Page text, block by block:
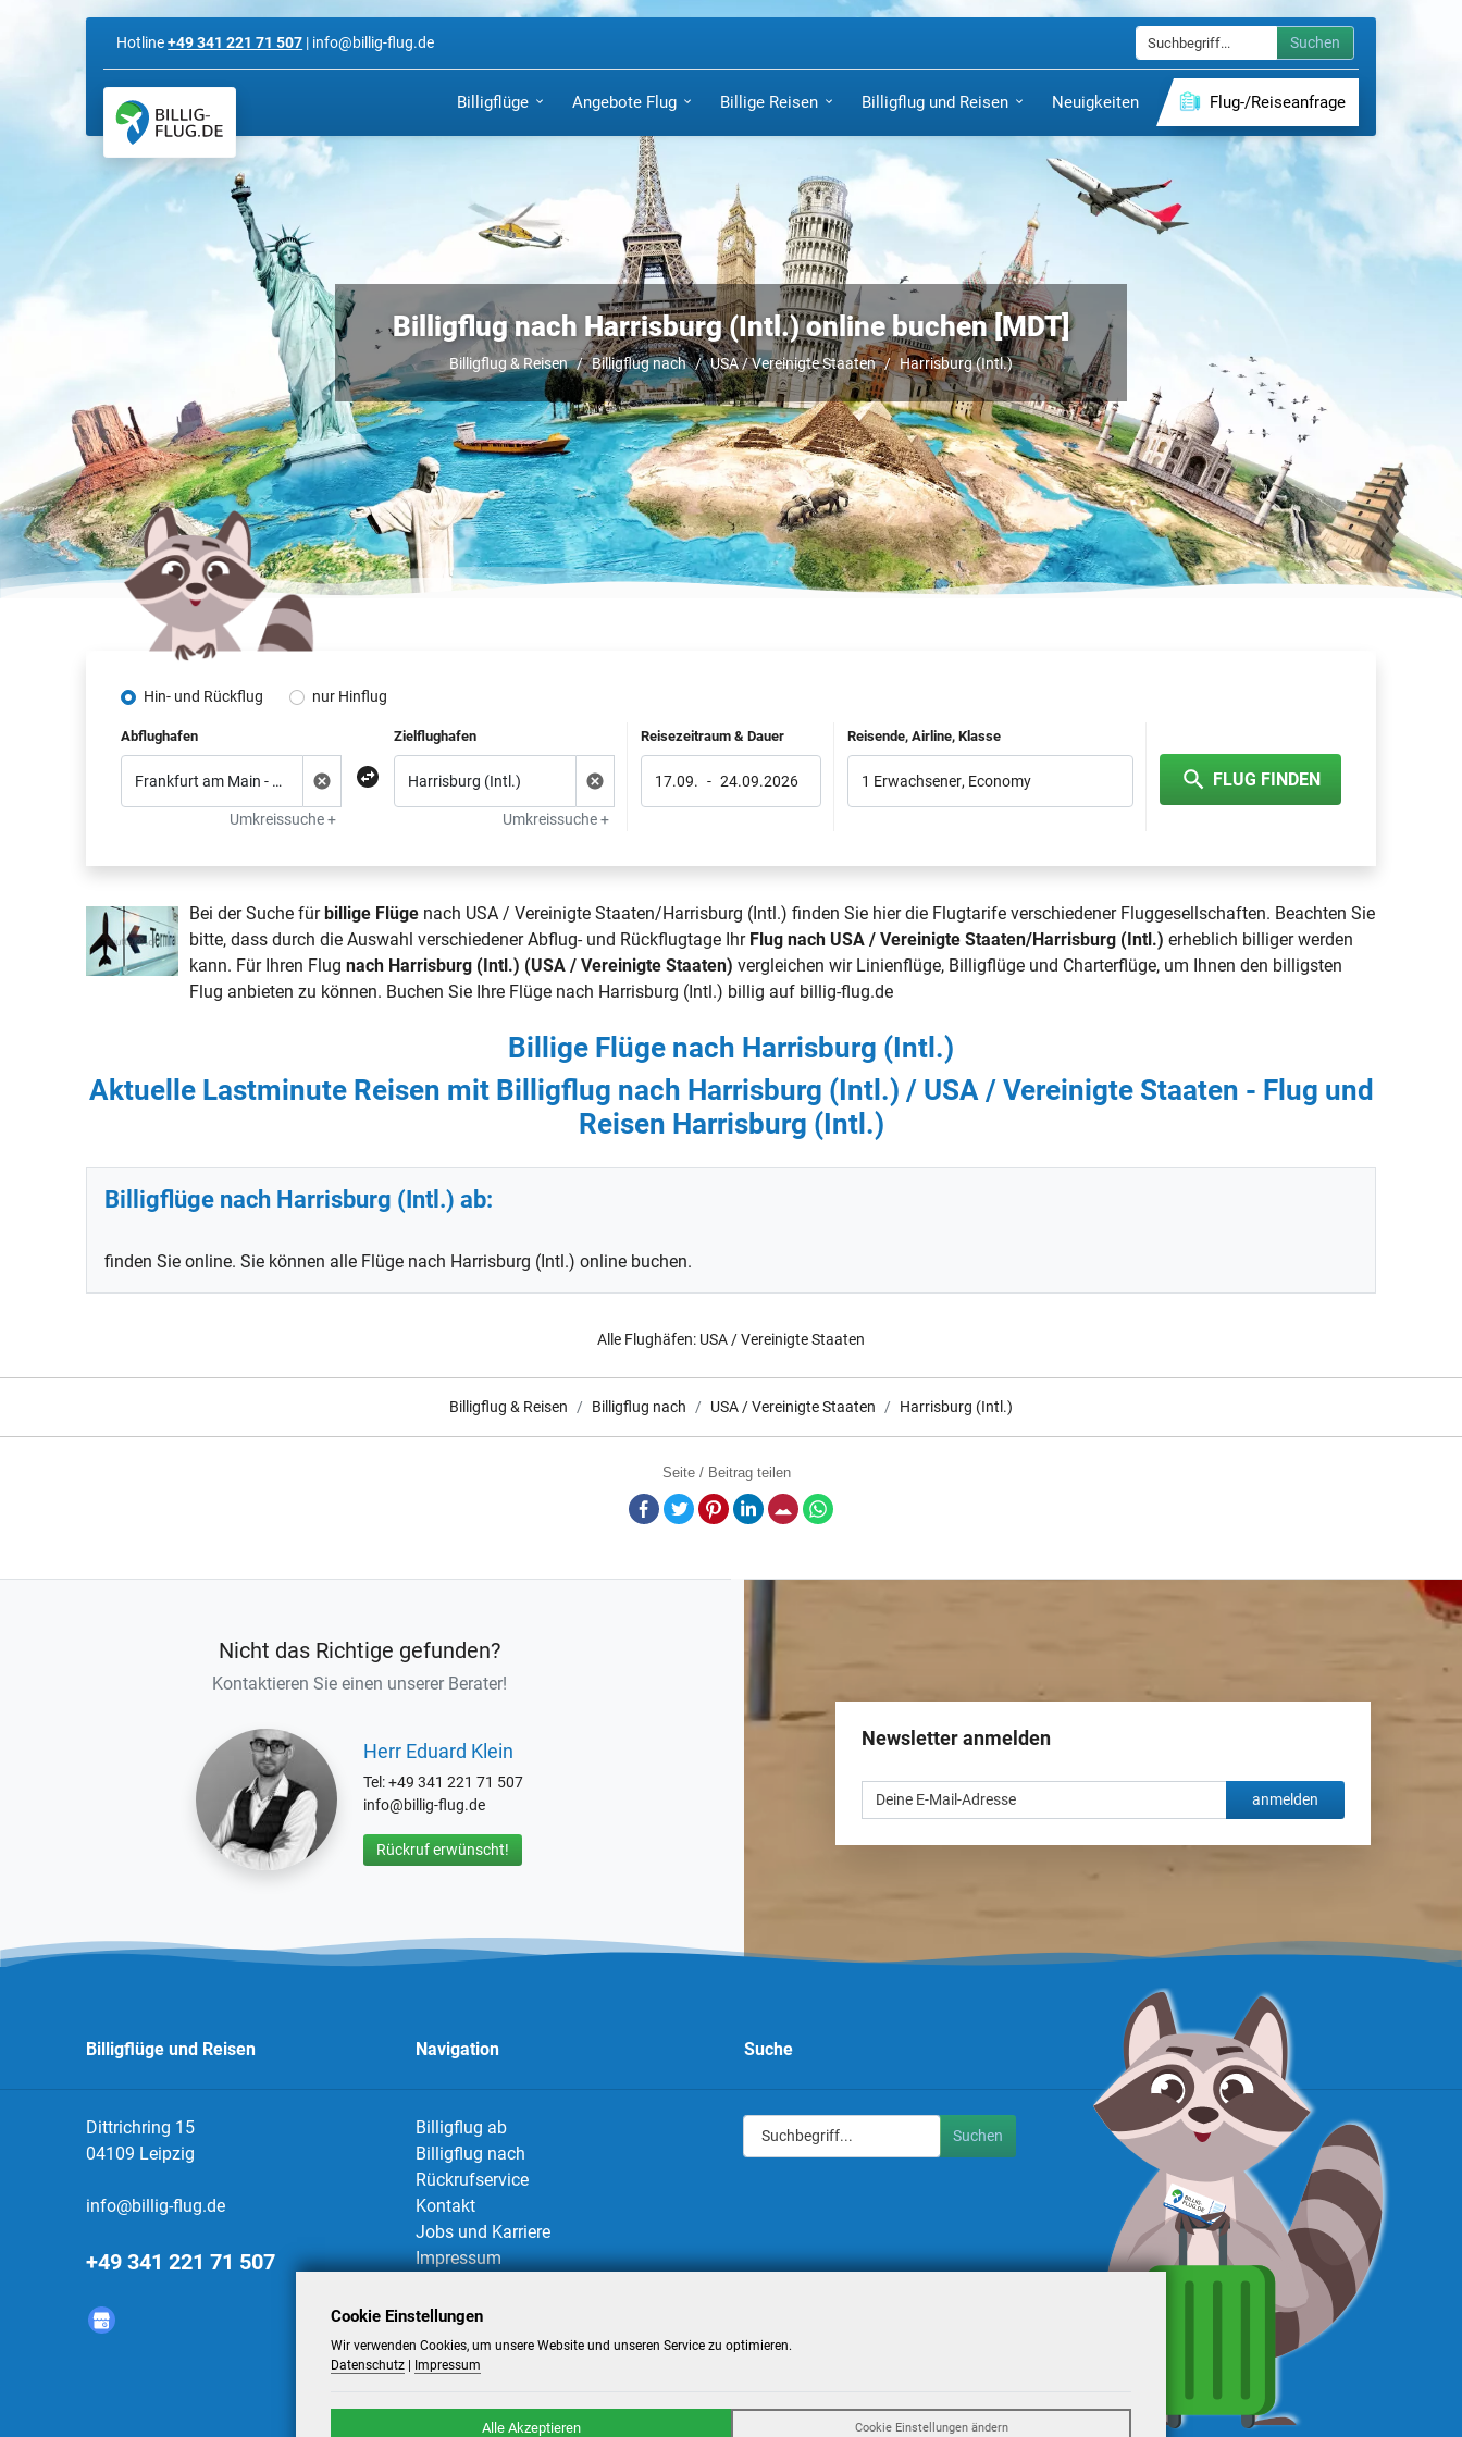
Hotline+49 341 221 71 507 | info@billig-flug.de Suchen
Billigflüge Angebote Flug Billige Reisen Billigflug und Reisen Neuigkeiten Flug-/Reiseanfrage
Billigflug nach Harrisburg (Intl.) online buchen [MDT]
Billigflug & Reisen Billigflug nach USA / Vereinigte Staaten Harrisburg (Intl.)
Hin- und Rückflug nur Hinflug
Abflughafen
Umkreissuche +
Zielflughafen
Umkreissuche +
Reisezeitraum & Dauer
17.09. - 24.09.2026
Reisende, Airline, Klasse
1 Erwachsener, Economy FLUG FINDEN
Bei der Suche fürbillige Flüge nach USA / Vereinigte Staaten/Harrisburg (Intl.) finden Sie hier die Flugtarife verschiedener Fluggesellschaften. Beachten Sie
bitte, dass durch die Auswahl verschiedener Abflug- und Rückflugtage Ihr Flug nach USA / Vereinigte Staaten/Harrisburg (Intl.) erheblich billiger werden
kann. Für Ihren Flugnach Harrisburg (Intl.) (USA / Vereinigte Staaten) vergleichen wir Linienflüge, Billigflüge und Charterflüge, um Ihnen den billigsten
Flug anbieten zu können. Buchen Sie Ihre Flüge nach Harrisburg (Intl.) billig auf billig-flug.de
Billige Flüge nach Harrisburg (Intl.)
Aktuelle Lastminute Reisen mit Billigflug nach Harrisburg (Intl.) / USA / Vereinigte Staaten - Flug und
Reisen Harrisburg (Intl.)
Billigflüge nach Harrisburg (Intl.) ab:
finden Sie online. Sie können alle Flüge nach Harrisburg (Intl.) online buchen.
Alle Flughäfen: USA / Vereinigte Staaten
Billigflug & Reisen Billigflug nach USA / Vereinigte Staaten Harrisburg (Intl.)
Seite / Beitrag teilen
Facebook
TwitterPinterestLinkedInE-Mail
Nicht das Richtige gefunden?
Kontaktieren Sie einen unserer Berater!
Herr Eduard Klein
Tel: +49 341 221 71 507
info@billig-flug.de
Rückruf erwünscht!
Newsletter anmelden
anmelden
Billigflüge und Reisen
Dittrichring 15
04109 Leipzig
info@billig-flug.de
+49 341 221 71 507
Navigation
Billigflug ab
Billigflug nach
Rückrufservice
Kontakt
Jobs und Karriere
Impressum
AGBs
Datenschutzeinstellungen
Suche
Suchen
Cookie Einstellungen
Wir verwenden Cookies, um unsere Website und unseren Service zu optimieren.
Datenschutz
Impressum
Alle Akzeptieren Cookie Einstellungen ändern